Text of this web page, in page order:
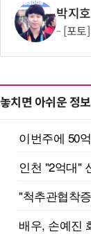
박지
[포토
놓치면 아쉬운 정보